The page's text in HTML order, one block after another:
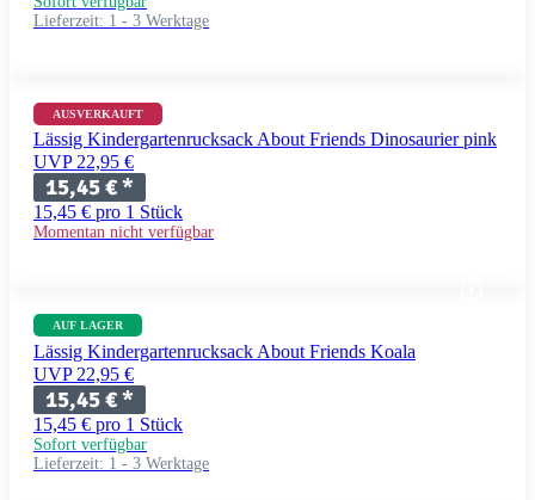
Lieferzeit: 1 - 3 Werktage
AUSVERKAUFT
Lässig Kindergartenrucksack About Friends Dinosaurier pink
UVP 22,95 €
15,45 €*
15,45 € pro 1 Stück
Momentan nicht verfügbar
AUF LAGER
Lässig Kindergartenrucksack About Friends Koala
UVP 22,95 €
15,45 €*
15,45 € pro 1 Stück
Sofort verfügbar
Lieferzeit: 1 - 3 Werktage